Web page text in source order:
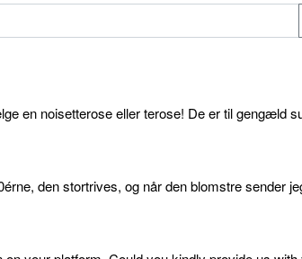
en noisetterose eller terose! De er til gengæld
den stortrives, og når den blomstre sender